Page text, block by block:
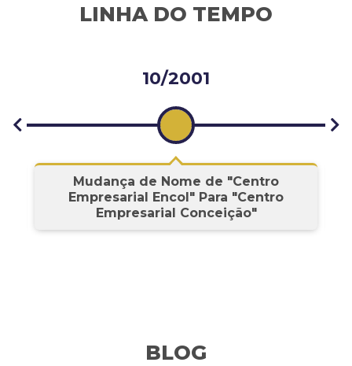
LINHA DO TEMPO
10/2001
Mudança de Nome de "Centro
Empresarial Encol" Para "Centro
Empresarial Conceição"
BLOG